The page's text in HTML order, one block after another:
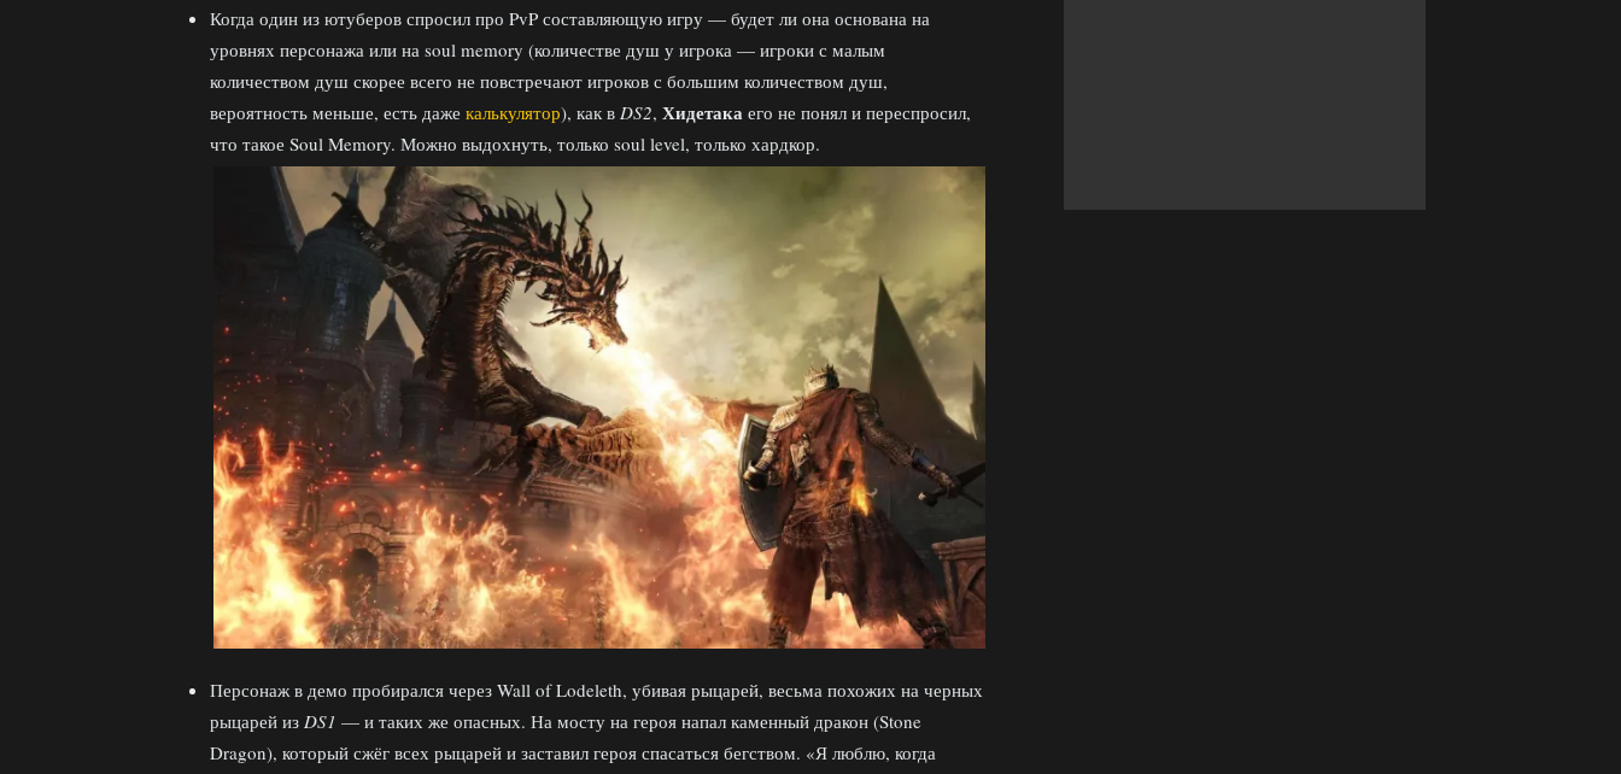
Когда один из ютуберов спросил про PvP составляющую игру — будет ли она основана на
уровнях персонажа или на soul memory (количестве душ у игрока — игроки с малым
количеством душ скорее всего не повстречают игроков с большим количеством душ,
вероятность меньше, есть даже калькулятор), как в DS2, Хидетака его не понял и переспросил,
что такое Soul Memory. Можно выдохнуть, только soul level, только хардкор.
Персонаж в демо пробирался через Wall of Lodeleth, убивая рыцарей, весьма похожих на черных
рыцарей из DS1 — и таких же опасных. На мосту на героя напал каменный дракон (Stone
Dragon), который сжёг всех рыцарей и заставил героя спасаться бегством. «Я люблю, когда